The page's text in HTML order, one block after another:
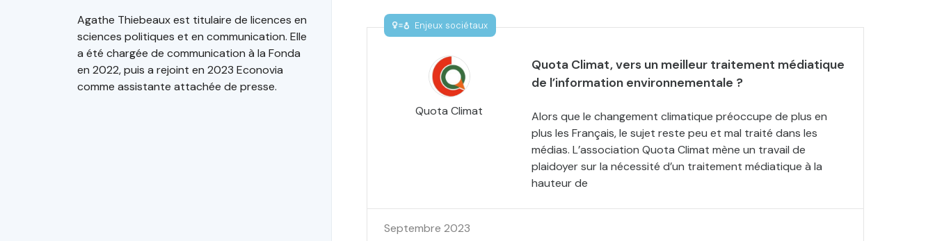
Agathe Thiebeaux est titulaire de licences en
sciences politiques et en communication. Elle
a été chargée de communication à la Fonda
en 2022, puis a rejoint en 2023 Econovia
comme assistante attachée de presse.
Enjeux sociétaux
Quota Climat
Quota Climat, vers un meilleur traitement médiatique
de l’information environnementale ?
Alors que le changement climatique préoccupe de plus en
plus les Français, le sujet reste peu et mal traité dans les
médias. L’association Quota Climat mène un travail de
plaidoyer sur la nécessité d’un traitement médiatique à la
hauteur de
Septembre 2023